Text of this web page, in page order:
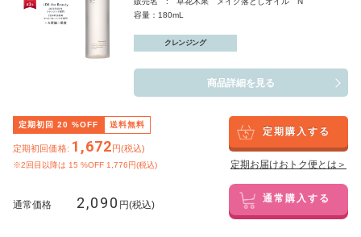
容量：180mL
クレンジング
商品詳細を見る
定期初回 20 %OFF 送料無料
定期初回価格: 1,672円(税込)
※2回目以降は 15 %OFF 1,776円(税込)
定期購入する
定期お届けおトク便とは＞
通常価格 2,090 円(税込) 通常購入する